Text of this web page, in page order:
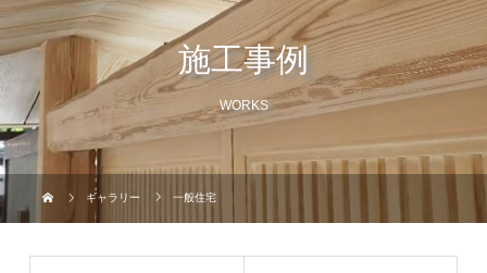
施工事例
WORKS
ギャラリー 一般住宅